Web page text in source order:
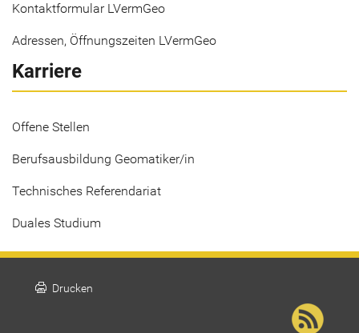
Kontaktformular LVermGeo
Adressen, Öffnungszeiten LVermGeo
Karriere
Offene Stellen
Berufsausbildung Geomatiker/in
Technisches Referendariat
Duales Studium
print Drucken